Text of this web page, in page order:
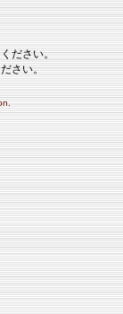
ださい。
さい。